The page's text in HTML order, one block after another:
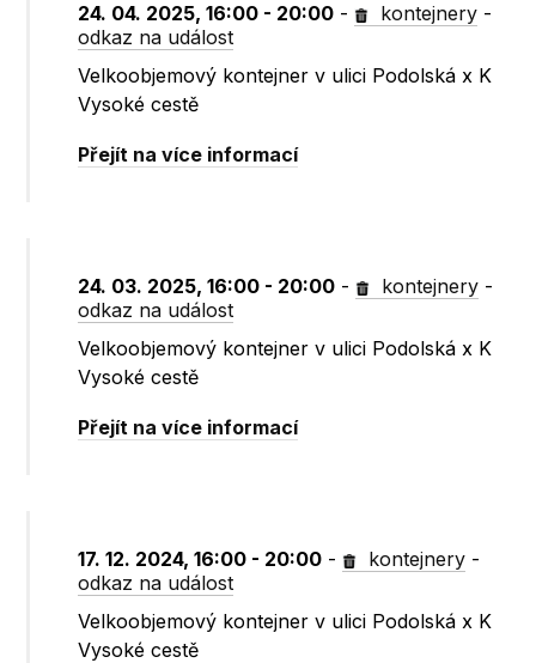
24. 04. 2025, 16:00 - 20:00 - kontejnery -
odkaz na událost
Velkoobjemový kontejner v ulici Podolská x K
Vysoké cestě
Přejít na více informací
24. 03. 2025, 16:00 - 20:00 - kontejnery -
odkaz na událost
Velkoobjemový kontejner v ulici Podolská x K
Vysoké cestě
Přejít na více informací
17. 12. 2024, 16:00 - 20:00 - kontejnery -
odkaz na událost
Velkoobjemový kontejner v ulici Podolská x K
Vysoké cestě